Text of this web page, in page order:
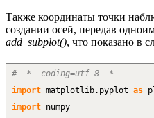
Также координаты точки
создании осей, передав
add_subplot(), что показано в
# -*- coding=utf-8 -*-
import matplotlib. pyplot as
import numpy